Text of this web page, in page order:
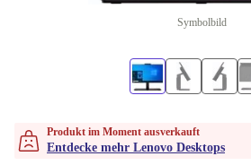
Symbolbild
Produkt im Moment ausverkauft
Entdecke mehr Lenovo Desktops